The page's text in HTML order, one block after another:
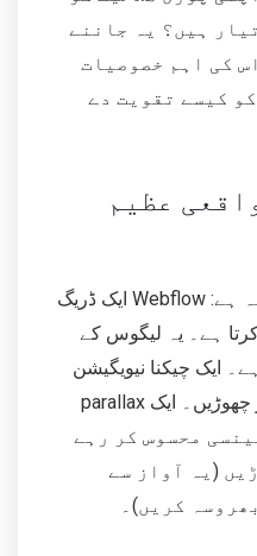
ہیں؟ یہ جاننے
کی اہم خصوصیات
کیسے تقویت دے
عظیم
اس کی سادہ خوبصورتی یہ ہے: Webflow ایک ڈریگ
کرتا ہے۔ یہ لیگوس کے
ایک چیکنا نیویگیشن
بار چاہتے ہیں؟ گھسیٹیں اور چھوڑیں۔ ایک parallax
محسوس کر رہے
(یہ آواز سے
کریں)۔